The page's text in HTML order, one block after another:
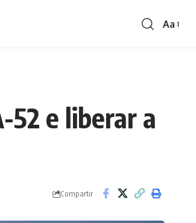
Aa
52 e liberar a
Compartir